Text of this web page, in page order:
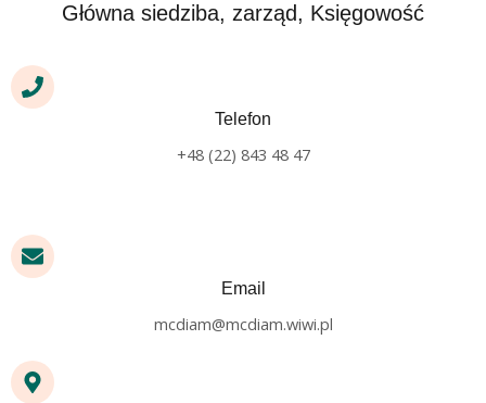
Główna siedziba, zarząd, Księgowość
Telefon
+48 (22) 843 48 47
Email
mcdiam@mcdiam.wiwi.pl